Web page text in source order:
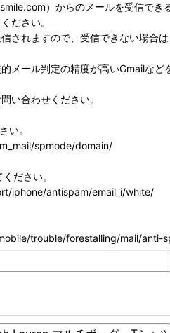
）からのメールを受信でき
ださい。
されますので、受信できない場合
メール判定の精度が高いGmailなど
い合わせください。
い。
spmode/domain/
ださい。
iphone/antispam/email_i/white/
trouble/forestalling/mail/anti-